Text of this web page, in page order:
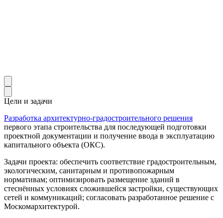
Цели и задачи
Разработка архитектурно-градостроительного решения
первого этапа строительства для последующей подготовки
проектной документации и получение ввода в эксплуатацию
капитального объекта (ОКС).
Задачи проекта: обеспечить соответствие градостроительным,
экологическим, санитарным и противопожарным
нормативам; оптимизировать размещение зданий в
стеснённых условиях сложившейся застройки, существующих
сетей и коммуникаций; согласовать разработанное решение с
Москомархитектурой.